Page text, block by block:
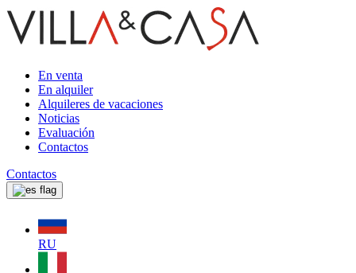
En venta
En alquiler
Alquileres de vacaciones
Noticias
Evaluación
Contactos
Contactos
RU